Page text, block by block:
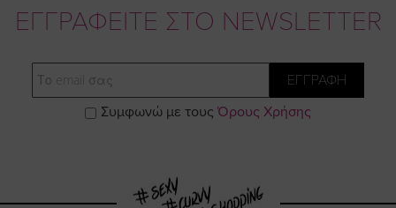
ΕΓΓΡΑΦΕΙΤΕ ΣΤΟ NEWSLETTER
Email
ΕΓΓΡΑΦΗ
Συμφωνώ με τους Όρους Χρήσης